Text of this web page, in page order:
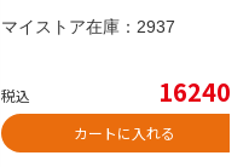
マイストア在庫： 2937
税込 16240
カートに入れる